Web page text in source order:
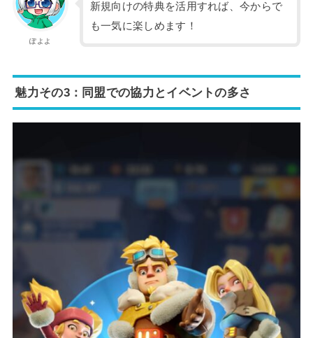
ぽよよ
新規向けの特典を活用すれば、今からで
も一気に楽しめます！
魅力その3：同盟での協力とイベントの多さ